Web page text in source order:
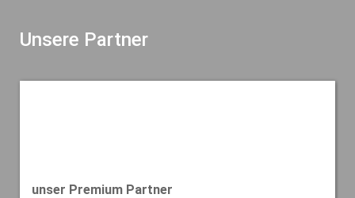
Unsere Partner
unser Premium Partner